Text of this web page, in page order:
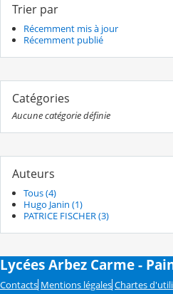
Trier par
Récemment mis à jour
Récemment publié
Catégories
Aucune catégorie définie
Auteurs
Tous (4)
Hugo Janin (1)
PATRICE FISCHER (3)
Lycées Arbez Carme -
Contacts Mentions légales Chartes